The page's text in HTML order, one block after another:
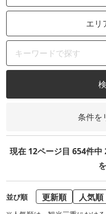
エリ
条件を
現在 12ページ目 654件中
並び順 更新順 人気順